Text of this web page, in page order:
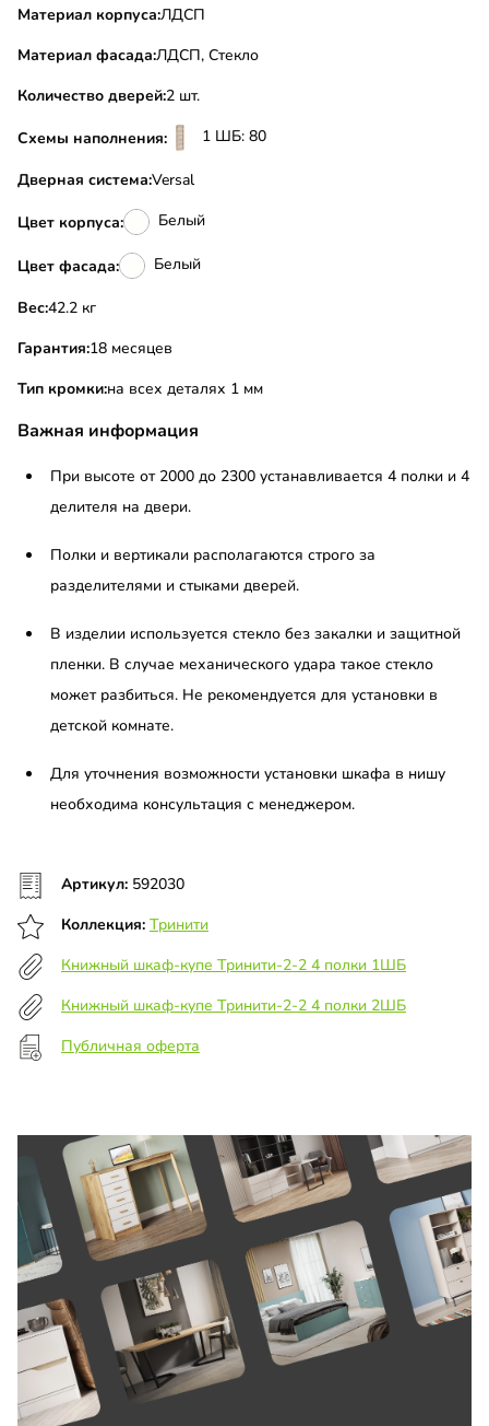
Материал корпуса:ЛДСП
Материал фасада:ЛДСП, Стекло
Количество дверей:2 шт.
Схемы наполнения: 1 ШБ: 80
Дверная система:Versal
Цвет корпуса: Белый
Цвет фасада: Белый
Вес:
42.2 кг
Гарантия:18 месяцев
Тип кромки:на всех деталях 1 мм
Важная информация
При высоте от 2000 до 2300 устанавливается 4 полки и 4
делителя на двери.
Полки и вертикали располагаются строго за
разделителями и стыками дверей.
​В изделии используется стекло без закалки и защитной
пленки. В случае механического удара такое стекло
может разбиться. Не рекомендуется для установки в
детской комнате.
Для уточнения возможности установки шкафа в нишу
необходима консультация с менеджером.
Артикул: 592030
Коллекция: Тринити
Книжный шкаф-купе Тринити-2-2 4 полки 1ШБ
Книжный шкаф-купе Тринити-2-2 4 полки 2ШБ
Публичная оферта